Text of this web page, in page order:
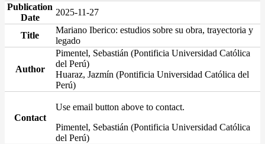
Publication
Date
2025-11-27
Title
Mariano Iberico: estudios sobre su obra, trayectoria y
legado
Author
Pimentel, Sebastián (Pontificia Universidad Católica
del Perú)
Huaraz, Jazmín (Pontificia Universidad Católica del
Perú)
Contact
Use email button above to contact.
Pimentel, Sebastián (Pontificia Universidad Católica
del Perú)